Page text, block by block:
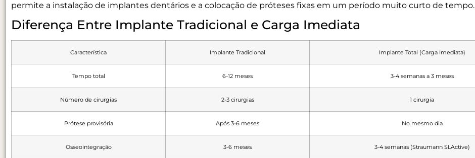
permite a instalação de implantes dentários e a colocação de próteses fixas em um período muito curto de tempo.
Diferença Entre Implante Tradicional e Carga Imediata
Característica Implante Tradicional Implante Total (Carga Imediata)
Tempo total 6-12 meses 3-4 semanas a 3 meses
Número de cirurgias 2-3 cirurgias 1 cirurgia
Prótese provisória Após 3-6 meses No mesmo dia
Osseointegração 3-6 meses 3-4 semanas (Straumann SLActive)